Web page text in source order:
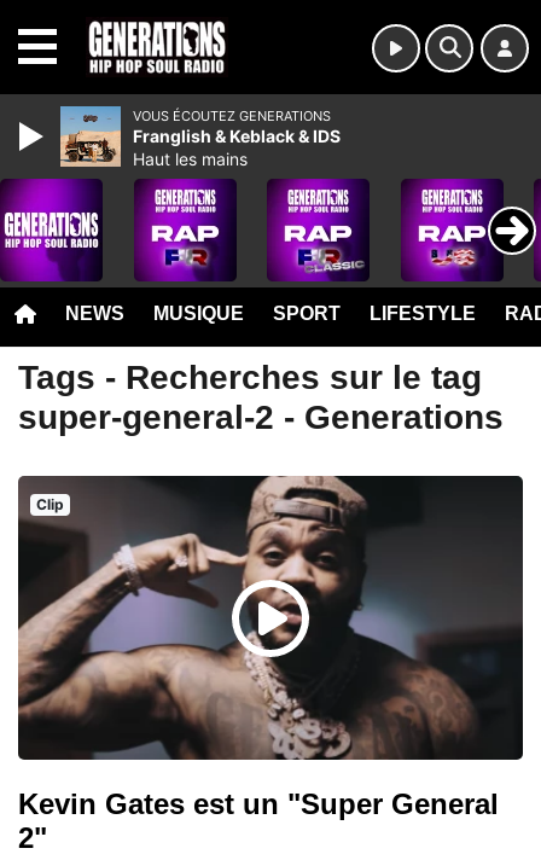
NEWS MUSIQUE SPORT LIFESTYLE
Tags - Recherches sur le tag
super-general-2 - Generations
Clip
Kevin Gates est un "Super General
2"
VOUS ÉCOUTEZ GENERATIONS
Franglish & Keblack & IDS
Haut les mains